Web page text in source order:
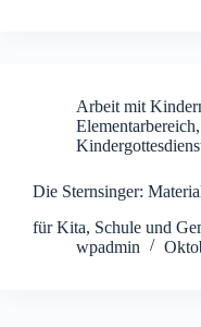
Arbeit mit
Elementarbereich,
Die Sternsinger:
für Kita, Schule und
wpadmin